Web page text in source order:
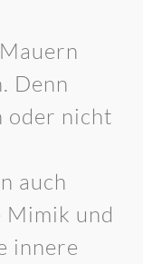
Denn
oder nicht
auch
Mimik und
innere